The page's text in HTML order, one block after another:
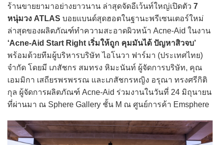
ร้านขายยามาอย่างยาวนาน ล่าสุดจัดอีเว้นท์ใหญ่เปิดตัว 7
หนุ่มวง ATLAS บอยแบนด์สุดฮอตในฐานะพรีเซนเตอร์ใหม่
ล่าสุดของผลิตภัณฑ์ทำความสะอาดผิวหน้า Acne-Aid ในงาน
‘Acne-Aid Start Right เริ่มให้ถูก คุมมันได้ ปัญหาสิวจบ’
พร้อมด้วยทีมผู้บริหารบริษัท ไอโนวา ฟาร์มา (ประเทศไทย)
จำกัด โดยมี เภสัชกร สมทรง หิมะนันท์ ผู้จัดการบริษัท, คุณ
เอมมิกา เสถียรพรพรรณ และเภสัชกรหญิง อรุณา ทรงศรีกิติ
กุล ผู้จัดการผลิตภัณฑ์ Acne-Aid ร่วมงานในวันที่ 24 มิถุนายน
ที่ผ่านมา ณ Sphere Gallery ชั้น M ณ ศูนย์การค้า Emsphere